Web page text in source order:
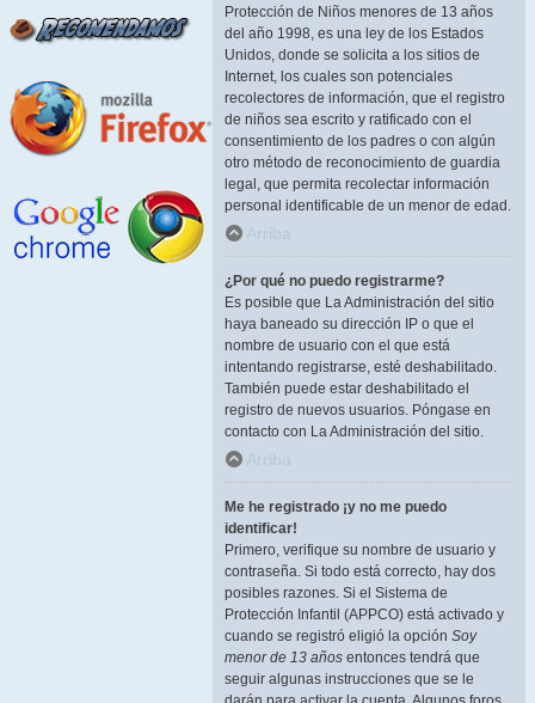
Protección de Niños menores de 13 años
del año 1998, es una ley de los Estados
Unidos, donde se solicita a los sitios de
Internet, los cuales son potenciales
recolectores de información, que el registro
de niños sea escrito y ratificado con el
consentimiento de los padres o con algún
otro método de reconocimiento de guardia
legal, que permita recolectar información
personal identificable de un menor de edad.
Arriba
¿Por qué no puedo registrarme?
Es posible que La Administración del sitio
haya baneado su dirección IP o que el
nombre de usuario con el que está
intentando registrarse, esté deshabilitado.
También puede estar deshabilitado el
registro de nuevos usuarios. Póngase en
contacto con La Administración del sitio.
Arriba
Me he registrado ¡y no me puedo
identificar!
Primero, verifique su nombre de usuario y
contraseña. Si todo está correcto, hay dos
posibles razones. Si el Sistema de
Protección Infantil (APPCO) está activado y
cuando se registró eligió la opción Soy
menor de 13 años entonces tendrá que
seguir algunas instrucciones que se le